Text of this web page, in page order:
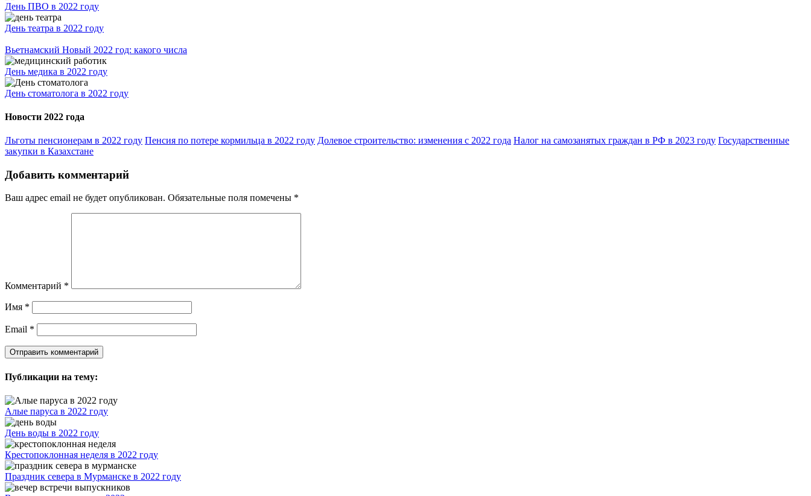
День ПВО в 2022 году
День театра в 2022 году
Вьетнамский Новый 2022 год: какого числа
День медика в 2022 году
День стоматолога в 2022 году
Новости 2022 года
Льготы пенсионерам в 2022 году Пенсия по потере кормильца в 2022 году Долевое строительство: изменения с 2022 года Налог на самозанятых граждан в РФ в 2023 году Государственные
закупки в Казахстане
Добавить комментарий
Ваш адрес email не будет опубликован. Обязательные поля помечены *
Комментарий *
Имя *
Email *
Публикации на тему:
Алые паруса в 2022 году
День воды в 2022 году
Крестопоклонная неделя в 2022 году
Праздник севера в Мурманске в 2022 году